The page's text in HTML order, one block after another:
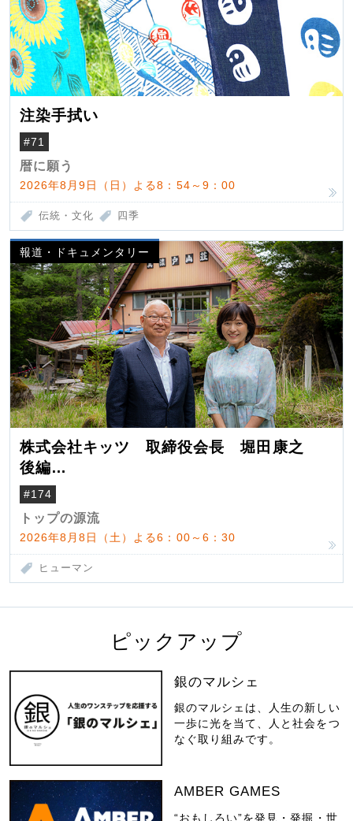
注染手拭い
#71
暦に願う
2026年8月9日（日）よる8：54～9：00
伝統・文化 四季
報道・ドキュメンタリー
株式会社キッツ 取締役会長 堀田康之
後編
米国駐在でも浮かんだ八ヶ岳 山小屋を営
んだ父母
#174
トップの源流
2026年8月8日（土）よる6：00～6：30
ヒューマン
ピックアップ
銀のマルシェ
銀のマルシェは、人生の新しい
一歩に光を当て、人と社会をつ
なぐ取り組みです。
AMBER GAMES
“おもしろい”を発見・発掘・世